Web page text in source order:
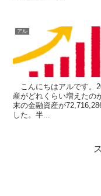
アル
こんにちはアルです。
産がどれくらい増えた
末の金融資産が
した。半...